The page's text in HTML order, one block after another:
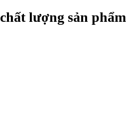
lượng sản phẩm